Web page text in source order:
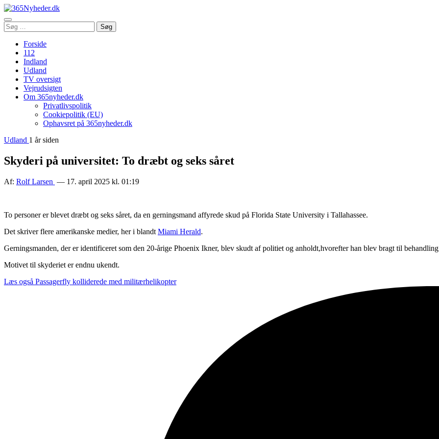
Åbn
menu
Søg
efter:
Søg
Forside
112
Indland
Udland
TV oversigt
Vejrudsigten
Om 365nyheder.dk
Privatlivspolitik
Cookiepolitik (EU)
Ophavsret på 365nyheder.dk
Udland 1 år siden
Skyderi på universitet: To dræbt og seks såret
Af: Rolf Larsen — 17. april 2025 kl. 01:19
To personer er blevet dræbt og seks såret, da en gerningsmand affyrede skud på Florida State University i Tallahassee.
Det skriver flere amerikanske medier, her i blandt Miami Herald.
Gerningsmanden, der er identificeret som den 20-årige Phoenix Ikner, blev skudt af politiet og anholdt,hvorefter han blev bragt til
Motivet til skyderiet er endnu ukendt.
Læs også Passagerfly kolliderede med militærhelikopter